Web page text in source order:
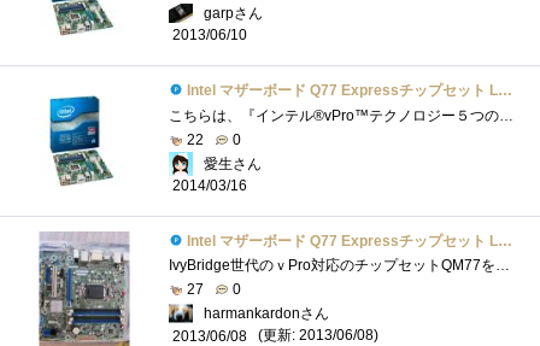
garpさん
2013/06/10
Intel マザーボード Q77 Expressチップセット LGA1155 BOXDQ77MK 【Micro-ATX】
こちらは、『インテル®vPro™テクノロジー５つの謎』で頂いたIntelBOXDQ77MKです。 LGA1155ソケット用のマザーボードで、私のメインPCのマザーボード�...
22
0
愛生さん
2014/03/16
Intel マザーボード Q77 Expressチップセット LGA1155 BOXDQ77MK 【Micro-ATX】
IvyBridge世代のｖPro対応のチップセットQM77を搭載したMicroATXフォームファクターのマザーボードです．対応するCPUは，LGA1155で，TDPは９５Wとされてお...
27
0
harmankardonさん
2013/06/08
(更新: 2013/06/08)